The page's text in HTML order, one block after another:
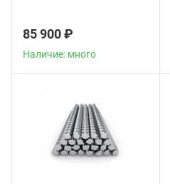
85 900 ₽
Наличие: много